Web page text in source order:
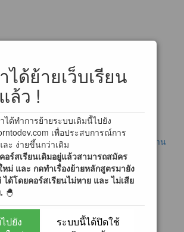
ได้ย้ายเว็บเรียน
ล้ว !
ได้ทำการย้ายระบบเดิมนี้ไปยัง
เพื่อประสบการณ์การ
ละ ง่ายขึ้นกว่าเดิม
ร์สเรียนเดิมอยู่แล้วสามารถสมัคร
ม่ และ กดทำเรื่องย้ายหลักสูตรมายัง
ด้โดยคอร์สเรียนไม่หาย และ ไม่เสีย
🐣
ปยัง
ระบบนี้ได้ปิดใช้
UX/UI Design
ศ / ข้อตกลงสำหรับการเรียนรู้
รตอบคำถามข้อสงสัย และ การสนับสนุนผ่าน
อง UX/UI Design (Free)
: First step to UX/UI Designer (1:16)